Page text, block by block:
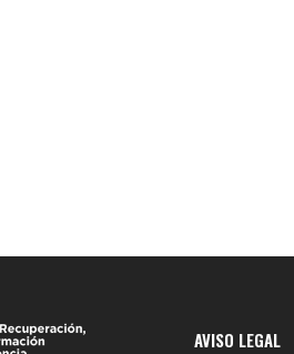
AVISO LEGAL